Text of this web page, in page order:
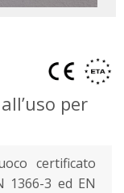
per
certificato
1366-3 ed EN